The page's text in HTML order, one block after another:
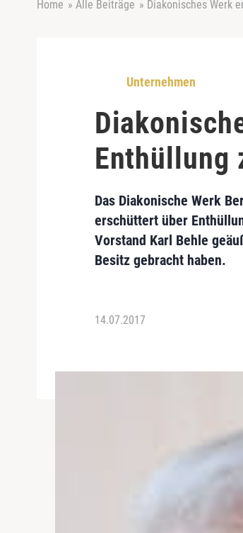
Home » Alle Beiträge » Diakonisches Werk
Unternehmen
Enthüllung
Das Diakonische Werk
erschüttert über
Vorstand Karl Behle
Besitz gebracht haben.
14.07.2017